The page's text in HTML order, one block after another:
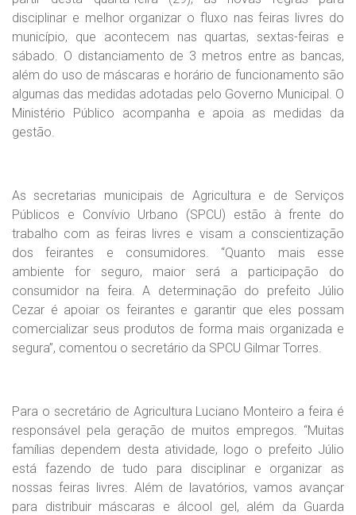
disciplinar e melhor organizar o fluxo nas feiras livres do
município, que acontecem nas quartas, sextas-feiras e
sábado. O distanciamento de 3 metros entre as bancas,
além do uso de máscaras e horário de funcionamento são
algumas das medidas adotadas pelo Governo Municipal. O
Ministério Público acompanha e apoia as medidas da
gestão.
As secretarias municipais de Agricultura e de Serviços
Públicos e Convívio Urbano (SPCU) estão à frente do
trabalho com as feiras livres e visam a conscientização
dos feirantes e consumidores. “Quanto mais esse
ambiente for seguro, maior será a participação do
consumidor na feira. A determinação do prefeito Júlio
Cezar é apoiar os feirantes e garantir que eles possam
comercializar seus produtos de forma mais organizada e
segura”, comentou o secretário da SPCU Gilmar Torres.
Para o secretário de Agricultura Luciano Monteiro a feira é
responsável pela geração de muitos empregos. “Muitas
famílias dependem desta atividade, logo o prefeito Júlio
está fazendo de tudo para disciplinar e organizar as
nossas feiras livres. Além de lavatórios, vamos avançar
para distribuir máscaras e álcool gel, além da Guarda